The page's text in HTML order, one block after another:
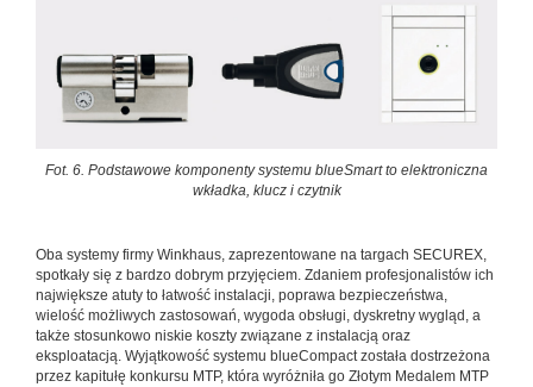
Fot. 6. Podstawowe komponenty systemu blueSmart to elektroniczna
wkładka, klucz i czytnik
Oba systemy firmy Winkhaus, zaprezentowane na targach SECUREX,
spotkały się z bardzo dobrym przyjęciem. Zdaniem profesjonalistów ich
największe atuty to łatwość instalacji, poprawa bezpieczeństwa,
wielość możliwych zastosowań, wygoda obsługi, dyskretny wygląd, a
także stosunkowo niskie koszty związane z instalacją oraz
eksploatacją. Wyjątkowość systemu blueCompact została dostrzeżona
przez kapitułę konkursu MTP, która wyróżniła go Złotym Medalem MTP